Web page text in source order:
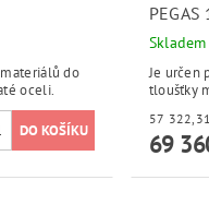
do
oceli.
Skladem
Je určen
tloušťky
69